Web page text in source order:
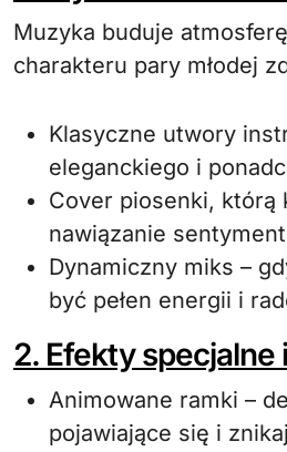
Muzyka buduje
charakteru pary młodej
Klasyczne utwory
eleganckiego i
Cover piosenki, którą
nawiązanie
Dynamiczny miks –
być pełen energii i
2. Efekty specjalne
Animowane ramki –
pojawiające się i